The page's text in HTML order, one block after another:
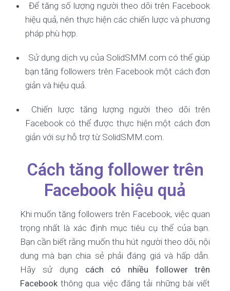
Để tăng số lượng người theo dõi trên Facebook
hiệu quả, nên thực hiện các chiến lược và phương
pháp phù hợp.
Sử dụng dịch vụ của SolidSMM.com có thể giúp
bạn tăng followers trên Facebook một cách đơn
giản và hiệu quả.
Chiến lược tăng lượng người theo dõi trên
Facebook có thể được thực hiện một cách đơn
giản với sự hỗ trợ từ SolidSMM.com.
Cách tăng follower trên
Facebook hiệu quả
Khi muốn tăng followers trên Facebook, việc quan
trọng nhất là xác định mục tiêu cụ thể của bạn.
Bạn cần biết rằng muốn thu hút người theo dõi, nội
dung mà bạn chia sẻ phải đáng giá và hấp dẫn.
Hãy sử dụng cách có nhiều follower trên
Facebookthông qua việc đăng tải những bài viết